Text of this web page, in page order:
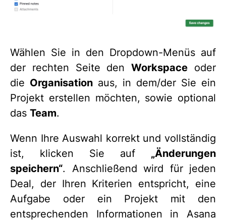
Wählen Sie in den Dropdown-Menüs auf
der rechten Seite denWorkspace oder
die Organisation aus, in dem/der Sie ein
Projekt erstellen möchten, sowie optional
das Team.
Wenn Ihre Auswahl korrekt und vollständig
ist, klicken Sie auf „Änderungen
speichern“. Anschließend wird für jeden
Deal, der Ihren Kriterien entspricht, eine
Aufgabe oder ein Projekt mit den
entsprechenden Informationen in Asana